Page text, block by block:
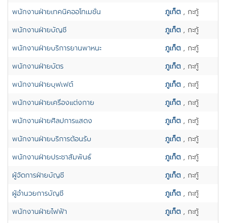
พนักงานฝ่ายเทคนิคออโทเมชั่น
ภูเก็ต , กะทู้
พนักงานฝ่ายบัญชี
ภูเก็ต , กะทู้
พนักงานฝ่ายบริการยานพาหนะ
ภูเก็ต , กะทู้
พนักงานฝ่ายบัตร
ภูเก็ต , กะทู้
พนักงานฝ่ายบุฟเฟต์
ภูเก็ต , กะทู้
พนักงานฝ่ายเครื่องแต่งกาย
ภูเก็ต , กะทู้
พนักงานฝ่ายศิลปการแสดง
ภูเก็ต , กะทู้
พนักงานฝ่ายบริการต้อนรับ
ภูเก็ต , กะทู้
พนักงานฝ่ายประชาสัมพันธ์
ภูเก็ต , กะทู้
ผู้จัดการฝ่ายบัญชี
ภูเก็ต , กะทู้
ผู้อำนวยการบัญชี
ภูเก็ต , กะทู้
พนักงานฝ่ายไฟฟ้า
ภูเก็ต , กะทู้